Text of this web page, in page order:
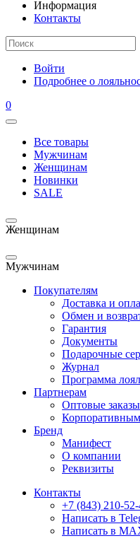
Информация
Контакты
Войти
Подробнее о
0
Все товары
Мужчинам
Женщинам
Новинки
SALE
Женщинам
Мужчинам
Покупателям
Доставка и
Обмен и
Гарантия
Документы
Подарочные
Журнал
Программа
Партнерам
Оптовые заказы
Бренд
Манифест
О компании
Реквизиты
Контакты
+7 (843) 210-
Написать в
Написать в